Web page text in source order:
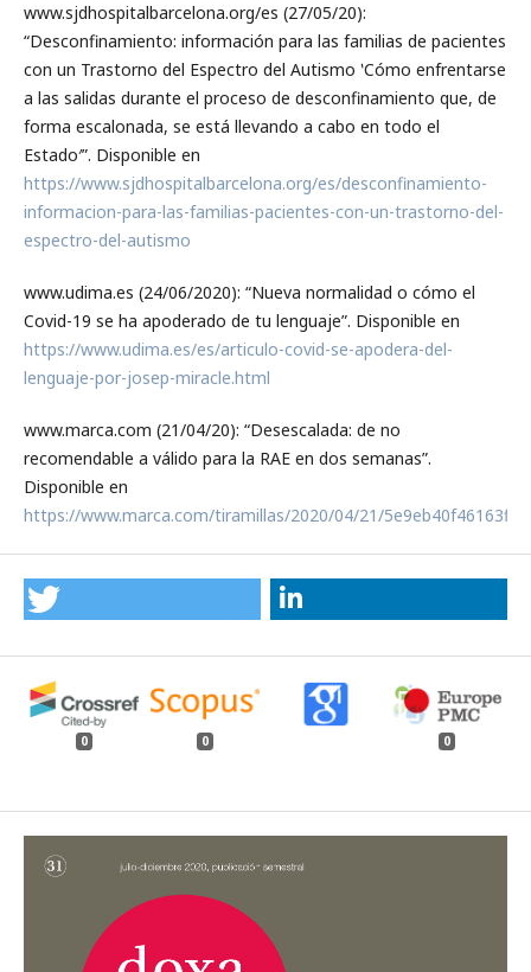
www.sjdhospitalbarcelona.org/es (27/05/20):
“Desconfinamiento: información para las familias de pacientes
con un Trastorno del Espectro del Autismo ‵Cómo enfrentarse
a las salidas durante el proceso de desconfinamiento que, de
forma escalonada, se está llevando a cabo en todo el
Estado′”. Disponible en
https://www.sjdhospitalbarcelona.org/es/desconfinamiento-
informacion-para-las-familias-pacientes-con-un-trastorno-del-
espectro-del-autismo
www.udima.es (24/06/2020): “Nueva normalidad o cómo el
Covid-19 se ha apoderado de tu lenguaje”. Disponible en
https://www.udima.es/es/articulo-covid-se-apodera-del-
lenguaje-por-josep-miracle.html
www.marca.com (21/04/20): “Desescalada: de no
recomendable a válido para la RAE en dos semanas”.
Disponible en
https://www.marca.com/tiramillas/2020/04/21/
0 0 0